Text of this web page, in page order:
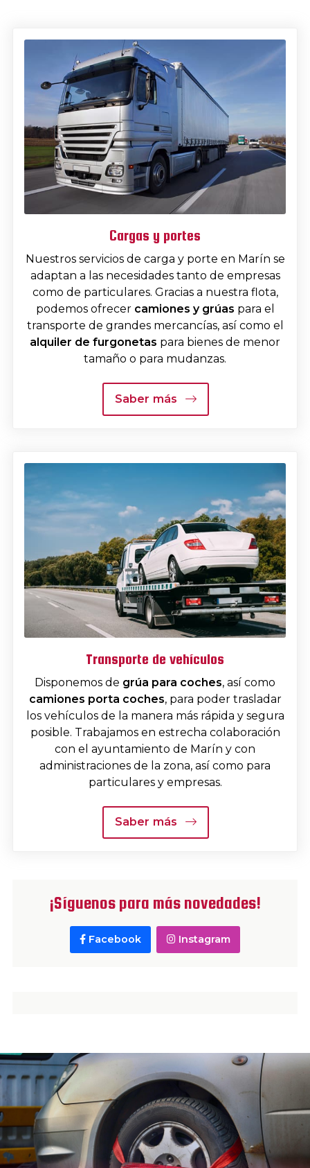
Cargas y portes
Nuestros servicios de carga y porte en Marín se
adaptan a las necesidades tanto de empresas
como de particulares. Gracias a nuestra flota,
podemos ofrecer camiones y grúas para el
transporte de grandes mercancías, así como el
alquiler de furgonetas para bienes de menor
tamaño o para mudanzas.
Saber más
Transporte de vehículos
Disponemos de grúa para coches, así como
camiones porta coches, para poder trasladar
los vehículos de la manera más rápida y segura
posible. Trabajamos en estrecha colaboración
con el ayuntamiento de Marín y con
administraciones de la zona, así como para
particulares y empresas.
Saber más
¡Síguenos para más novedades!
Facebook Instagram